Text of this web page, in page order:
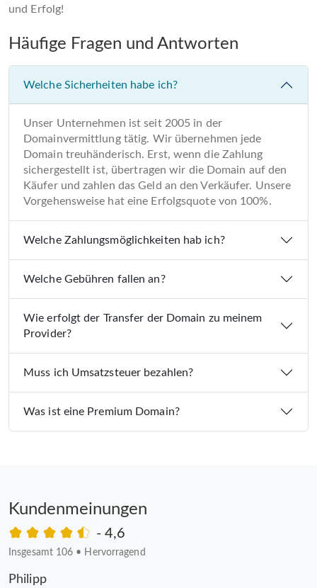
und Erfolg!
Häufige Fragen und Antworten
Welche Sicherheiten habe ich?
Unser Unternehmen ist seit 2005 in der
Domainvermittlung tätig. Wir übernehmen jede
Domain treuhänderisch. Erst, wenn die Zahlung
sichergestellt ist, übertragen wir die Domain auf den
Käufer und zahlen das Geld an den Verkäufer. Unsere
Vorgehensweise hat eine Erfolgsquote von 100%.
Welche Zahlungsmöglichkeiten hab ich?
Welche Gebühren fallen an?
Wie erfolgt der Transfer der Domain zu meinem
Provider?
Muss ich Umsatzsteuer bezahlen?
Was ist eine Premium Domain?
Kundenmeinungen
- 4,6
Insgesamt 106 • Hervorragend
Philipp